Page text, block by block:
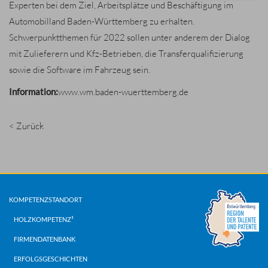
Experten bei dem Ziel, Arbeitsplätze und Beschäftigung im
Automobilland Baden-Württemberg zu erhalten.
Schwerpunktthemen für 2022 sollen unter anderem der Dialog
mit Zulieferern und Kfz-Betrieben, die Transferqualifizierung
sowie die Software im Fahrzeug sein.
Information:www.wm.baden-wuerttemberg.de
< Zurück
KOMPETENZSTANDORT
HOLZKOMPETENZ³
FIRMENDATENBANK
ERFOLGSGESCHICHTEN